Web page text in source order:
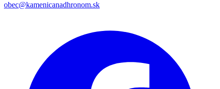
obec@kamenicanadhronom.sk